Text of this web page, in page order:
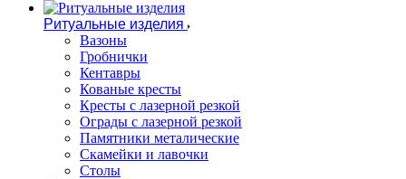
Ритуальные изделия
Вазоны
Гробнички
Кентавры
Кованые кресты
Кресты с лазерной резкой
Ограды с лазерной резкой
Памятники металические
Скамейки и лавочки
Столы